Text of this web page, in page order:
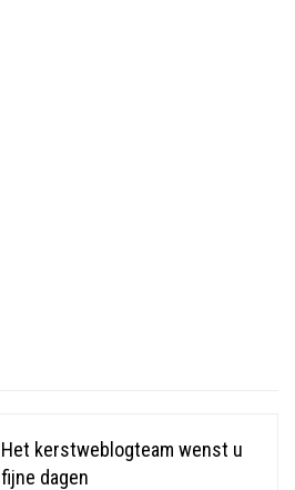
Het kerstweblogteam wenst u
fijne dagen